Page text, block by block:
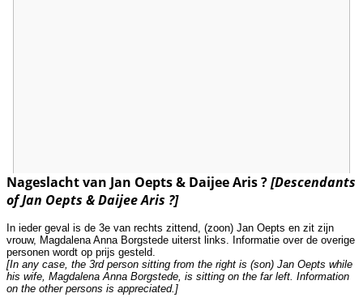
Nageslacht van Jan Oepts & Daijee Aris ?[Descendants
of Jan Oepts & Daijee Aris ?]
In ieder geval is de 3e van rechts zittend, (zoon) Jan Oepts en zit zijn
vrouw, Magdalena Anna Borgstede uiterst links. Informatie over de overige
personen wordt op prijs gesteld.
[In any case, the 3rd person sitting from the right is (son) Jan Oepts while
his wife, Magdalena Anna Borgstede, is sitting on the far left. Information
on the other persons is appreciated.]